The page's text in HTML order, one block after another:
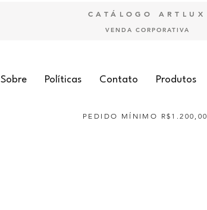
CATÁLOGO ARTLUX
VENDA CORPORATIVA
Sobre Políticas Contato Produtos
PEDIDO MÍNIMO R$1.200,00